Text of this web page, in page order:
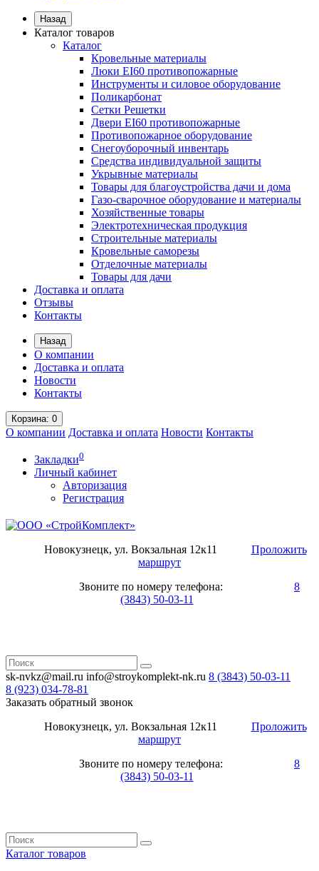
Назад
Каталог товаров
Каталог
Кровельные материалы
Люки EI60 противопожарные
Инструменты и силовое оборудование
Поликарбонат
Сетки Решетки
Двери EI60 противопожарные
Противопожарное оборудование
Снегоуборочный инвентарь
Средства индивидуальной защиты
Укрывные материалы
Товары для благоустройства дачи и дома
Газо-сварочное оборудование и материалы
Хозяйственные товары
Электротехническая продукция
Строительные материалы
Кровельные саморезы
Отделочные материалы
Товары для дачи
Доставка и оплата
Отзывы
Контакты
Назад
О компании
Доставка и оплата
Новости
Контакты
Корзина: 0
О компании Доставка и оплата Новости Контакты
Закладки0
Личный кабинет
Авторизация
Регистрация
Новокузнецк, ул. Вокзальная 12к11 Проложить
маршрут
Звоните по номеру телефона: 8
(3843) 50-03-11
sk-nvkz@mail.ru info@stroykomplekt-nk.ru 8 (3843) 50-03-11
8 (923) 034-78-81
Заказать обратный звонок
Новокузнецк, ул. Вокзальная 12к11 Проложить
маршрут
Звоните по номеру телефона: 8
(3843) 50-03-11
Каталог товаров